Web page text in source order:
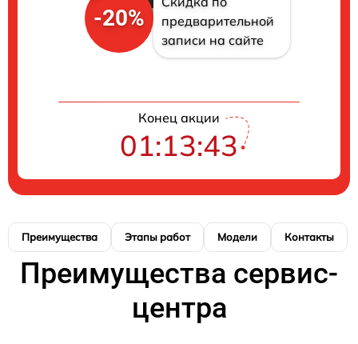
-20%
предварительной
записи на сайте
Конец акции
01:13:43
Преимущества Этапы работ Модели Контакты
Преимущества сервис-
центра